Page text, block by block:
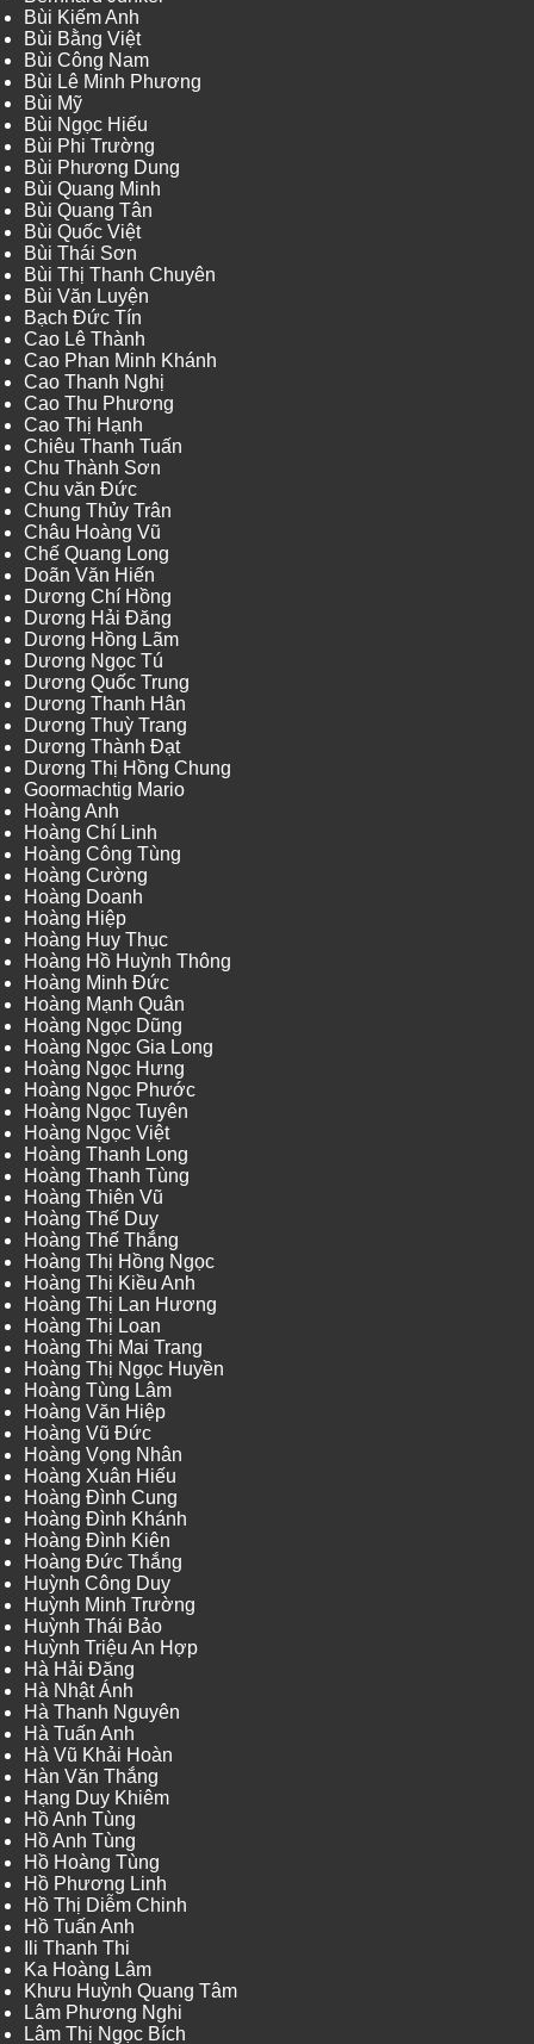
Bùi Kiếm Anh
Bùi Bằng Việt
Bùi Công Nam
Bùi Lê Minh Phương
Bùi Mỹ
Bùi Ngọc Hiếu
Bùi Phi Trường
Bùi Phương Dung
Bùi Quang Minh
Bùi Quang Tân
Bùi Quốc Việt
Bùi Thái Sơn
Bùi Thị Thanh Chuyên
Bùi Văn Luyện
Bạch Đức Tín
Cao Lê Thành
Cao Phan Minh Khánh
Cao Thanh Nghị
Cao Thu Phương
Cao Thị Hạnh
Chiêu Thanh Tuấn
Chu Thành Sơn
Chu văn Đức
Chung Thủy Trân
Châu Hoàng Vũ
Chế Quang Long
Doãn Văn Hiến
Dương Chí Hồng
Dương Hải Đăng
Dương Hồng Lãm
Dương Ngọc Tú
Dương Quốc Trung
Dương Thanh Hân
Dương Thuỳ Trang
Dương Thành Đạt
Dương Thị Hồng Chung
Goormachtig Mario
Hoàng Anh
Hoàng Chí Linh
Hoàng Công Tùng
Hoàng Cường
Hoàng Doanh
Hoàng Hiệp
Hoàng Huy Thục
Hoàng Hồ Huỳnh Thông
Hoàng Minh Đức
Hoàng Mạnh Quân
Hoàng Ngọc Dũng
Hoàng Ngọc Gia Long
Hoàng Ngọc Hưng
Hoàng Ngọc Phước
Hoàng Ngọc Tuyên
Hoàng Ngọc Việt
Hoàng Thanh Long
Hoàng Thanh Tùng
Hoàng Thiên Vũ
Hoàng Thế Duy
Hoàng Thế Thắng
Hoàng Thị Hồng Ngọc
Hoàng Thị Kiều Anh
Hoàng Thị Lan Hương
Hoàng Thị Loan
Hoàng Thị Mai Trang
Hoàng Thị Ngọc Huyền
Hoàng Tùng Lâm
Hoàng Văn Hiệp
Hoàng Vũ Đức
Hoàng Vọng Nhân
Hoàng Xuân Hiếu
Hoàng Đình Cung
Hoàng Đình Khánh
Hoàng Đình Kiên
Hoàng Đức Thắng
Huỳnh Công Duy
Huỳnh Minh Trường
Huỳnh Thái Bảo
Huỳnh Triệu An Hợp
Hà Hải Đăng
Hà Nhật Ánh
Hà Thanh Nguyên
Hà Tuấn Anh
Hà Vũ Khải Hoàn
Hàn Văn Thắng
Hạng Duy Khiêm
Hồ Anh Tùng
Hồ Anh Tùng
Hồ Hoàng Tùng
Hồ Phương Linh
Hồ Thị Diễm Chinh
Hồ Tuấn Anh
Ili Thanh Thi
Ka Hoàng Lâm
Khưu Huỳnh Quang Tâm
Lâm Phương Nghi
Lâm Thị Ngọc Bích